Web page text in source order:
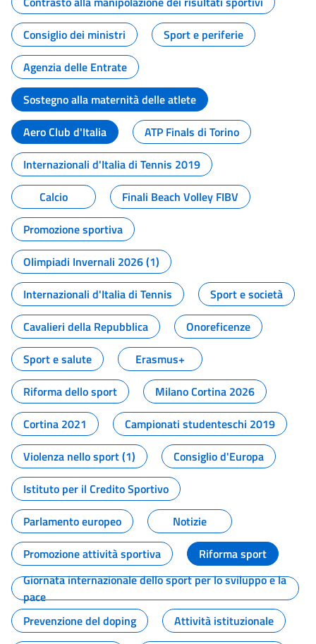
Consiglio dei ministri
Sport e periferie
Agenzia delle Entrate
Sostegno alla maternità delle atlete
Aero Club d'Italia
ATP Finals di Torino
Internazionali d'Italia di Tennis 2019
Calcio
Finali Beach Volley FIBV
Promozione sportiva
Olimpiadi Invernali 2026 (1)
Internazionali d'Italia di Tennis
Sport e società
Cavalieri della Repubblica
Onoreficenze
Sport e salute
Erasmus+
Riforma dello sport
Milano Cortina 2026
Cortina 2021
Campionati studenteschi 2019
Violenza nello sport (1)
Consiglio d'Europa
Istituto per il Credito Sportivo
Parlamento europeo
Notizie
Promozione attività sportiva
Riforma sport
Giornata internazionale dello sport per lo sviluppo e la
pace
Prevenzione del doping
Attività istituzionale